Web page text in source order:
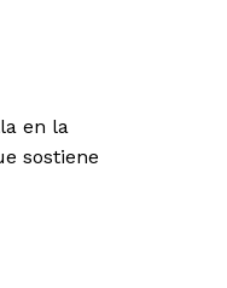
en la
sostiene